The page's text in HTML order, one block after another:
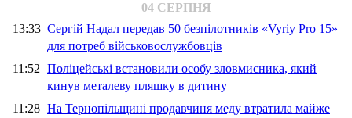
04 СЕРПНЯ
13:33 Сергій Надал передав 50 безпілотників «Vyriy Pro 15»
для потреб військовослужбовців
11:52 Поліцейські встановили особу зловмисника, який
кинув металеву пляшку в дитину
11:28 На Тернопільщині продавчиня меду втратила майже